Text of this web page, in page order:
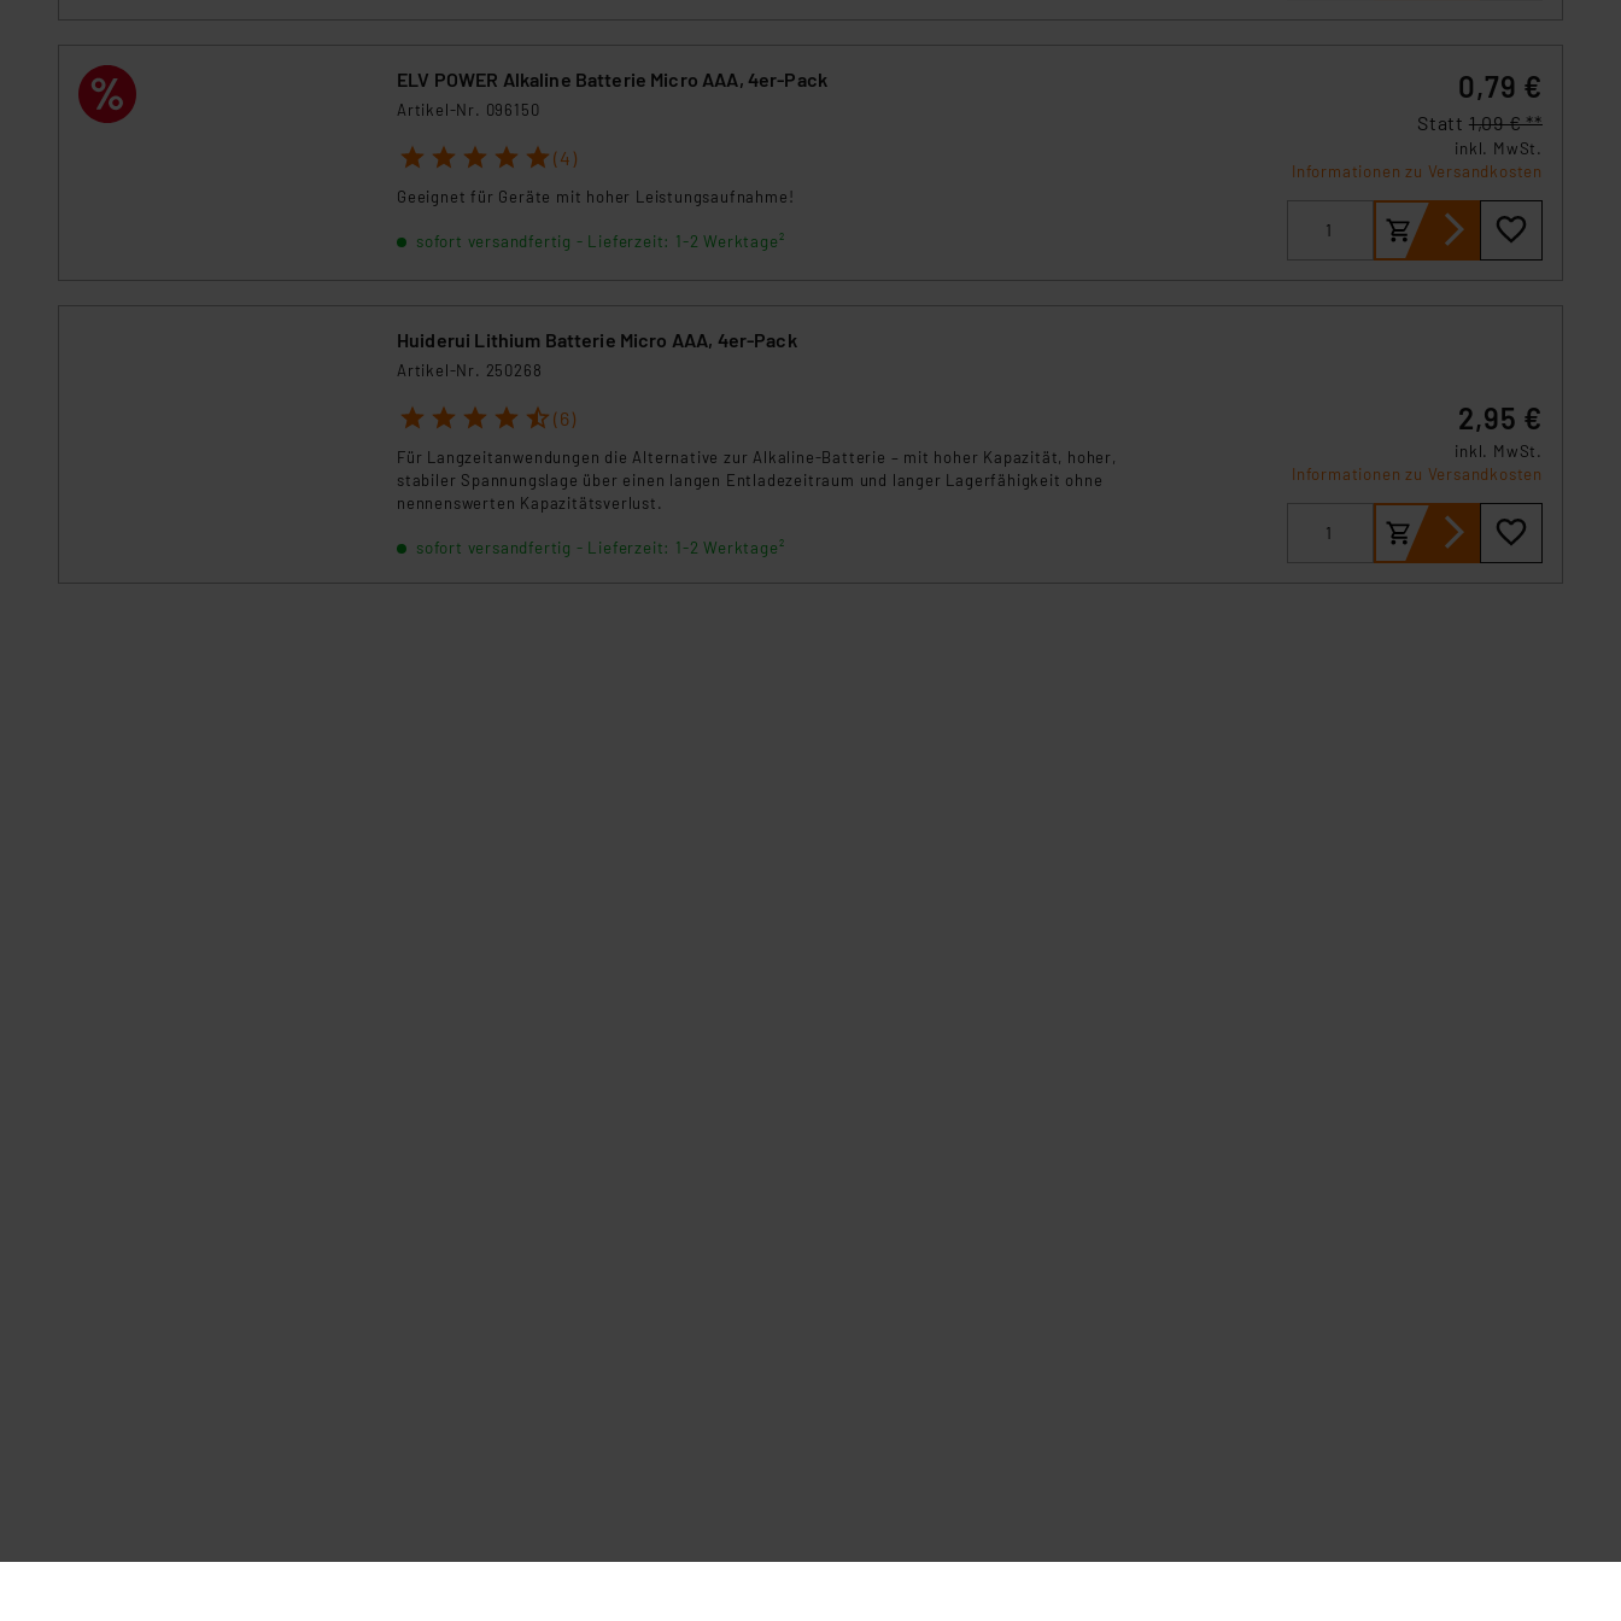
Kommission sowie einer eigenen Beurteilung der mit der Datenübermittlung, insbesondere der Art der übermittelten
Daten, verbundenen Risiken.“
ELV POWER Alkaline Batterie Micro AAA, 4er-Pack
Artikel-Nr. 096150
1 2 3 4 5 (4)
Geeignet für Geräte mit hoher Leistungsaufnahme!
sofort versandfertig - Lieferzeit: 1-2 Werktage²
0,79 €
Statt 1,09 € **
inkl. MwSt.
Informationen zu Versandkosten
Huiderui Lithium Batterie Micro AAA, 4er-Pack
Artikel-Nr. 250268
1 2 3 4 5 (6)
Für Langzeitanwendungen die Alternative zur Alkaline-Batterie – mit hoher Kapazität, hoher,
stabiler Spannungslage über einen langen Entladezeitraum und langer Lagerfähigkeit ohne
nennenswerten Kapazitätsverlust.
sofort versandfertig - Lieferzeit: 1-2 Werktage²
2,95 €
inkl. MwSt.
Informationen zu Versandkosten